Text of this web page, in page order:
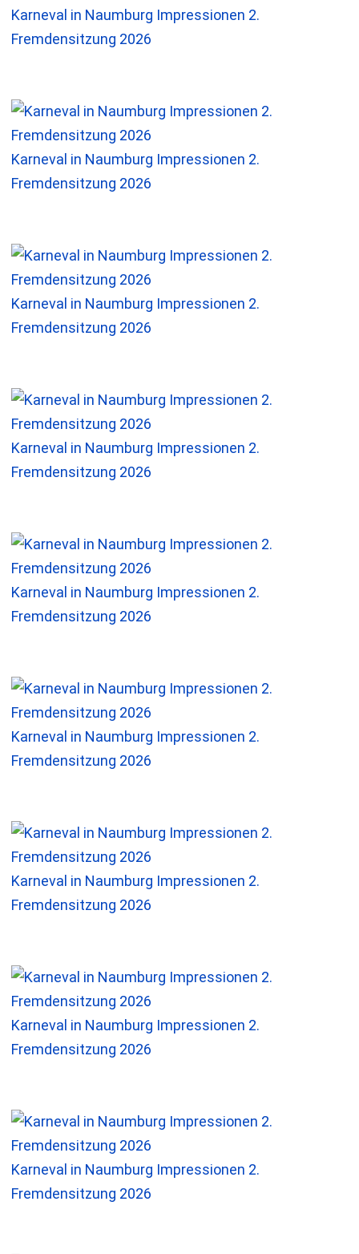
Karneval in Naumburg Impressionen 2.
Fremdensitzung 2026
Karneval in Naumburg Impressionen 2.
Fremdensitzung 2026
Karneval in Naumburg Impressionen 2.
Fremdensitzung 2026
Karneval in Naumburg Impressionen 2.
Fremdensitzung 2026
Karneval in Naumburg Impressionen 2.
Fremdensitzung 2026
Karneval in Naumburg Impressionen 2.
Fremdensitzung 2026
Karneval in Naumburg Impressionen 2.
Fremdensitzung 2026
Karneval in Naumburg Impressionen 2.
Fremdensitzung 2026
Karneval in Naumburg Impressionen 2.
Fremdensitzung 2026